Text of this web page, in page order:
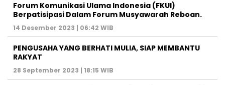
Forum Komunikasi Ulama Indonesia (FKUI)
Berpatisipasi Dalam Forum Musyawarah Reboan.
14 Desember 2023 | 06:42 WIB
PENGUSAHA YANG BERHATI MULIA, SIAP MEMBANTU
RAKYAT
28 September 2023 | 18:15 WIB